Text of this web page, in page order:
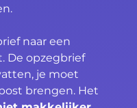
naar een
De opzegbrief
je moet
brengen. Het